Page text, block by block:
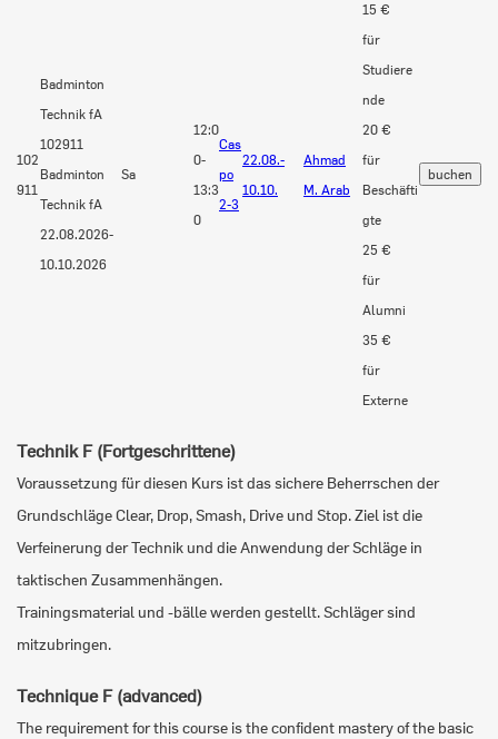
102
911
Badminton
Technik fA
102911
Badminton
Technik fA
22.08.2026-
10.10.2026
Sa
12:0
0-
13:3
0
Cas
po
2-3
22.08.-
10.10.
Ahmad
M. Arab
15 €
für
Studiere
nde
20 €
für
Beschäfti
gte
25 €
für
Alumni
35 €
für
Externe
Technik F (Fortgeschrittene)
Voraussetzung für diesen Kurs ist das sichere Beherrschen der
Grundschläge Clear, Drop, Smash, Drive und Stop. Ziel ist die
Verfeinerung der Technik und die Anwendung der Schläge in
taktischen Zusammenhängen.
Trainingsmaterial und -bälle werden gestellt. Schläger sind
mitzubringen.
Technique F (advanced)
The requirement for this course is the confident mastery of the basic